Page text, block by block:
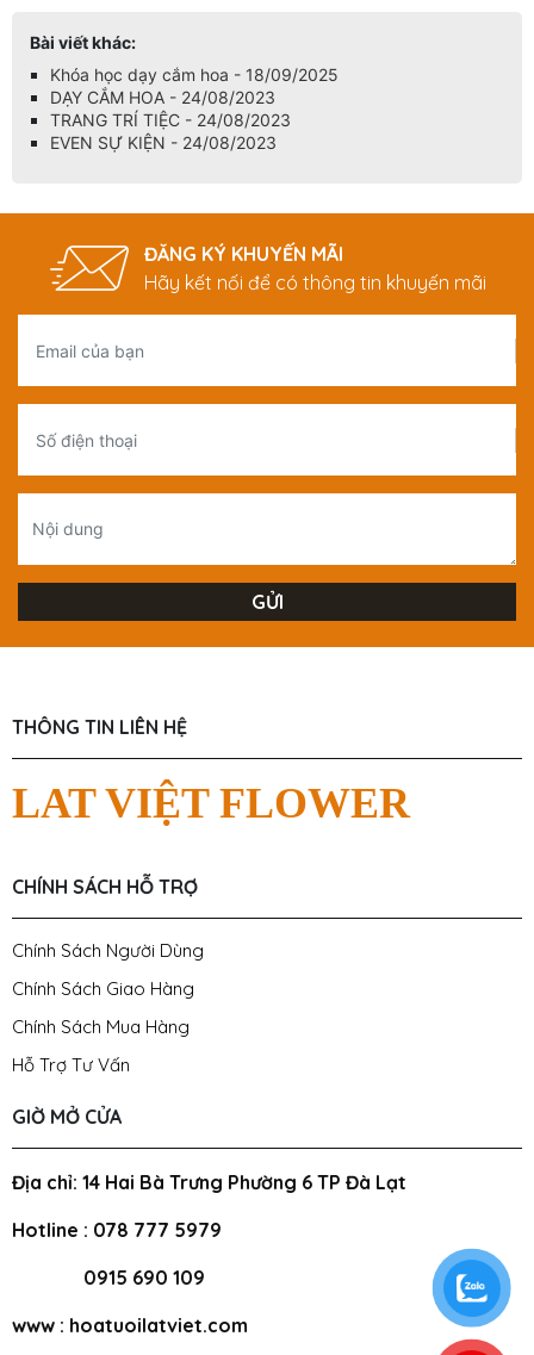
Bài viết khác:
Khóa học dạy cắm hoa - 18/09/2025
DẠY CẮM HOA - 24/08/2023
TRANG TRÍ TIỆC - 24/08/2023
EVEN SỰ KIỆN - 24/08/2023
ĐĂNG KÝ KHUYẾN MÃI
Hãy kết nối để có thông tin khuyến mãi
THÔNG TIN LIÊN HỆ
LAT VIỆT FLOWER
CHÍNH SÁCH HỖ TRỢ
Chính Sách Người Dùng
Chính Sách Giao Hàng
Chính Sách Mua Hàng
Hỗ Trợ Tư Vấn
GIỜ MỞ CỬA
Địa chỉ: 14 Hai Bà Trưng Phường 6 TP Đà Lạt
Hotline : 078 777 5979
0915 690 109
www : hoatuoilatviet.com